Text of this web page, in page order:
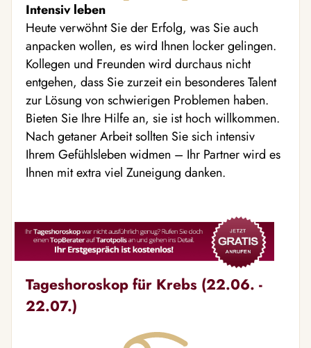
Intensiv leben
Heute verwöhnt Sie der Erfolg, was Sie auch
anpacken wollen, es wird Ihnen locker gelingen.
Kollegen und Freunden wird durchaus nicht
entgehen, dass Sie zurzeit ein besonderes Talent
zur Lösung von schwierigen Problemen haben.
Bieten Sie Ihre Hilfe an, sie ist hoch willkommen.
Nach getaner Arbeit sollten Sie sich intensiv
Ihrem Gefühlsleben widmen – Ihr Partner wird es
Ihnen mit extra viel Zuneigung danken.
Tageshoroskop für Krebs (22.06. -
22.07.)